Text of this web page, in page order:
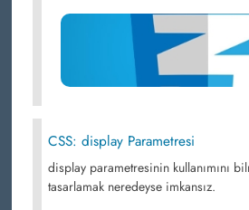
CSS: display Parametresi
display parametresinin kullanımını
tasarlamak neredeyse imkansız.